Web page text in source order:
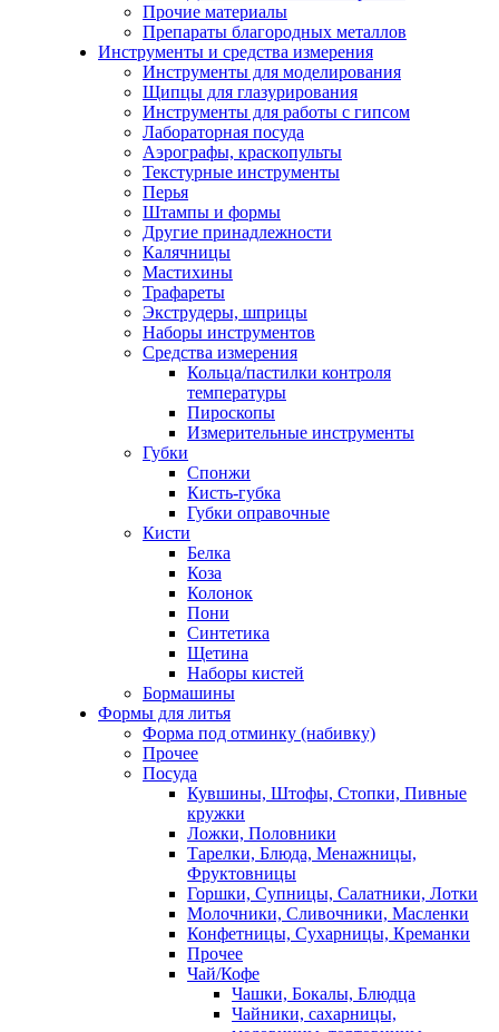
Прочие материалы
Препараты благородных металлов
Инструменты и средства измерения
Инструменты для моделирования
Щипцы для глазурирования
Инструменты для работы с гипсом
Лабораторная посуда
Аэрографы, краскопульты
Текстурные инструменты
Перья
Штампы и формы
Другие принадлежности
Калячницы
Мастихины
Трафареты
Экструдеры, шприцы
Наборы инструментов
Средства измерения
Кольца/пастилки контроля
температуры
Пироскопы
Измерительные инструменты
Губки
Спонжи
Кисть-губка
Губки оправочные
Кисти
Белка
Коза
Колонок
Пони
Синтетика
Щетина
Наборы кистей
Бормашины
Формы для литья
Форма под отминку (набивку)
Прочее
Посуда
Кувшины, Штофы, Стопки, Пивные
кружки
Ложки, Половники
Тарелки, Блюда, Менажницы,
Фруктовницы
Горшки, Супницы, Салатники, Лотки
Молочники, Сливочники, Масленки
Конфетницы, Сухарницы, Креманки
Прочее
Чай/Кофе
Чашки, Бокалы, Блюдца
Чайники, сахарницы,